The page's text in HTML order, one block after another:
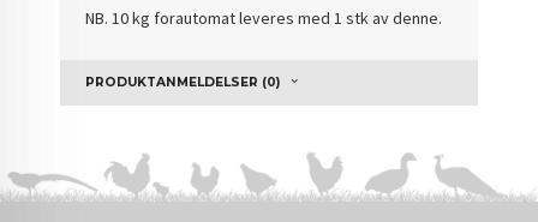
NB. 10 kg forautomat leveres med 1 stk av denne.
PRODUKTANMELDELSER (0)